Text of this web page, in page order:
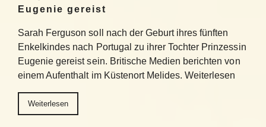
Eugenie gereist
Sarah Ferguson soll nach der Geburt ihres fünften
Enkelkindes nach Portugal zu ihrer Tochter Prinzessin
Eugenie gereist sein. Britische Medien berichten von
einem Aufenthalt im Küstenort Melides. Weiterlesen
Weiterlesen